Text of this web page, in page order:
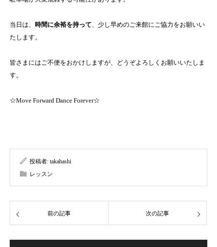
当日は、 時間に余裕を持って 、少し早めのご来館にご協力をお願いい
たします。
皆さまにはご不便をおかけしますが、どうぞよろしくお願いいたしま
す。
☆Move Forward Dance Forever☆
投稿者: takahashi
レッスン
前の記事 次の記事